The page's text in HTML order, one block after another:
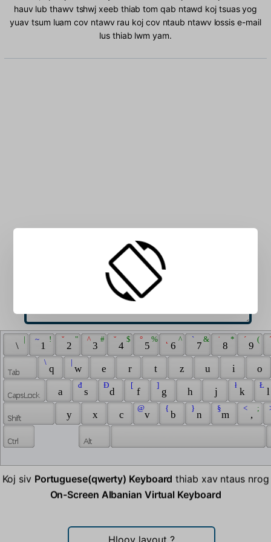
hauv lub thawv tshwj xeeb thiab tom qab ntawd koj tsuas yog
yuav tsum luam cov ntawv rau koj cov ntaub ntawv lossis e-mail
lus thiab lwm yam.
Ntaus Albanian cim rau hauv lub thawv:
\
|
1
!
~
2
"
ˇ
3
#
^
4
$
˘
5
%
°
6
^
7
&
`
8
*
˙
9
(
´
q
\
w
|
e r t z u i
o
a
s
đ
d
Đ
f
[
g
]
h j k
ł Ł
y x c v
@
b
{
n
}
m
§
,
;
<
Koj siv Portuguese(qwerty) Keyboard thiab xav ntaus nrog
On-Screen Albanian Virtual Keyboard
Hloov layout ?